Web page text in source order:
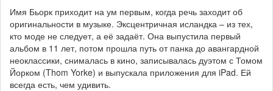
Имя Бьорк приходит на ум первым, когда речь заходит об
оригинальности в музыке. Эксцентричная исландка – из тех,
кто моде не следует, а её задаёт. Она выпустила первый
альбом в 11 лет, потом прошла путь от панка до авангардной
неоклассики, снималась в кино, записывалась дуэтом с Томом
Йорком (Thom Yorke) и выпускала приложения для iPad. Ей
всегда есть, чем удивить.